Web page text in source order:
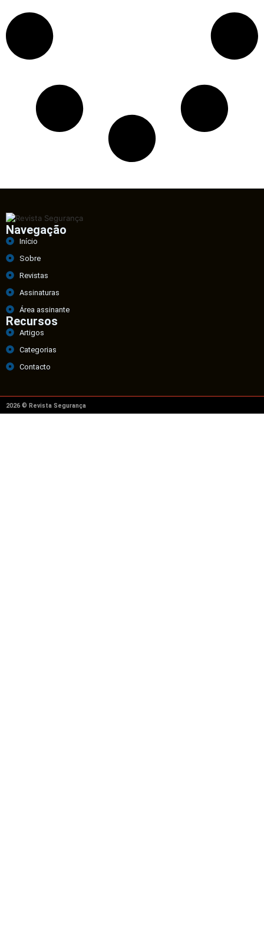
Navegação
Início
Sobre
Revistas
Assinaturas
Área assinante
Recursos
Artigos
Categorias
Contacto
2026 © Revista Segurança